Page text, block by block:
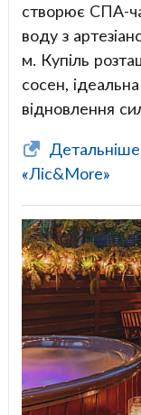
створює СПА-
воду з
м. Купіль
сосен,
відновлення
«Ліс&More»